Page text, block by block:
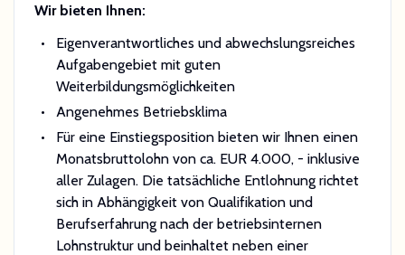
Wir bieten Ihnen:
Eigenverantwortliches und abwechslungsreiches
Aufgabengebiet mit guten
Weiterbildungsmöglichkeiten
Angenehmes Betriebsklima
Für eine Einstiegsposition bieten wir Ihnen einen
Monatsbruttolohn von ca. EUR 4.000, - inklusive
aller Zulagen. Die tatsächliche Entlohnung richtet
sich in Abhängigkeit von Qualifikation und
Berufserfahrung nach der betriebsinternen
Lohnstruktur und beinhaltet neben einer